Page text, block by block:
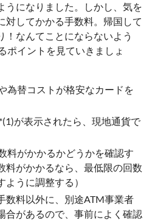
うになりました。しかし、気を
対してかかる手数料。帰国して
！なんてことにならないよう
ポイントを見ていきましょ
為替コストが格安なカードを
が表示されたら、現地通貨で
料がかかるかどうかを確認す
料がかかるなら、最低限の回数
うに調整する）
数料以外に、別途ATM事業者
合があるので、事前によく確認